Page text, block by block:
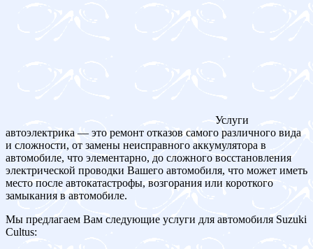
Услуги
автоэлектрика — это ремонт отказов самого различного вида
и сложности, от замены неисправного аккумулятора в
автомобиле, что элементарно, до сложного восстановления
электрической проводки Вашего автомобиля, что может иметь
место после автокатастрофы, возгорания или короткого
замыкания в автомобиле.
Мы предлагаем Вам следующие услуги для автомобиля Suzuki
Cultus: